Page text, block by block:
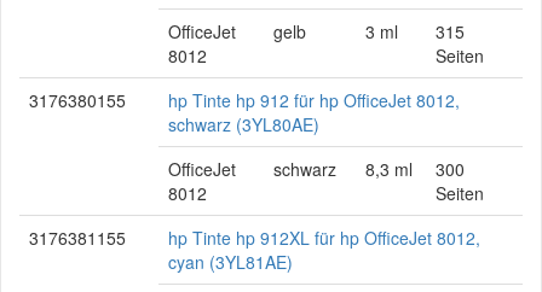
OfficeJet
8012
gelb 3 ml
315
Seiten
3176380155
hp Tinte hp 912 für hp OfficeJet 8012,
schwarz (3YL80AE)
OfficeJet
8012
schwarz 8,3 ml
300
Seiten
3176381155
hp Tinte hp 912XL für hp OfficeJet 8012,
cyan (3YL81AE)